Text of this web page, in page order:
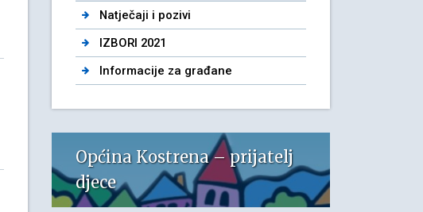
Natječaji i pozivi
IZBORI 2021
Informacije za građane
Općina Kostrena – prijatelj
djece